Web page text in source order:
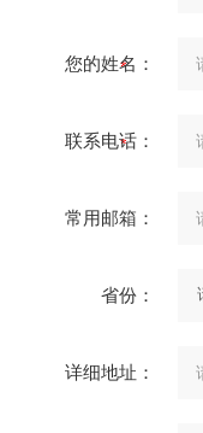
您的姓名：
联系电话：
常用邮箱：
省份：
详细地址：